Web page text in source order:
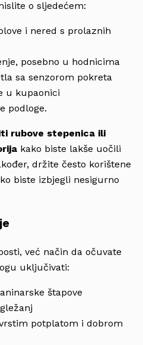
o sljedećem:
i nered s prolaznih
posebno u hodnicima
sa senzorom pokreta
u kupaonici
podloge.
rubove stepenica ili
kako biste lakše uočili
držite često korištene
biste izbjegli nesigurno
već način da očuvate
uključivati:
štapove
potplatom i dobrom